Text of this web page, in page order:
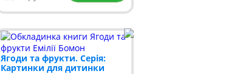
Ягоди та фрукти. Серія:
Картинки для дитинки